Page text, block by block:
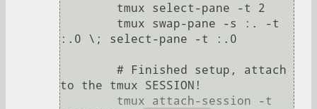
:.0 \; select-pane -t :.0
to the tmux SESSION!